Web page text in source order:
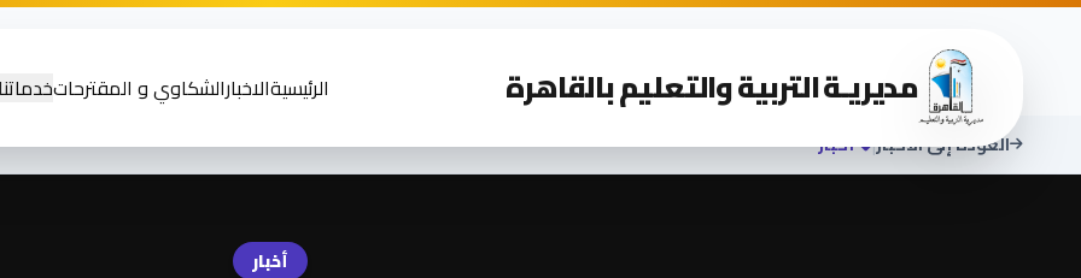
مديريـة التربية والتعليم بالقاهرة الرئيسيةالاخبارالشكاوي و المقترحات
العودة إلى الأخبار| أخبار
أخبار